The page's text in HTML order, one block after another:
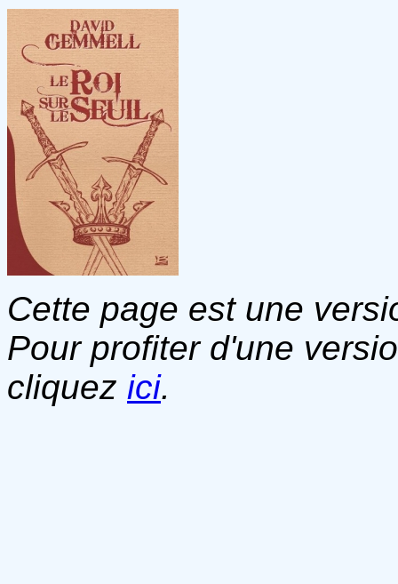
Cette page est une
Pour profiter d'une
cliquez ici.